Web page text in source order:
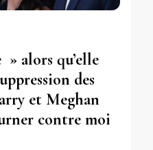
alors qu’elle
des
et Meghan
contre moi